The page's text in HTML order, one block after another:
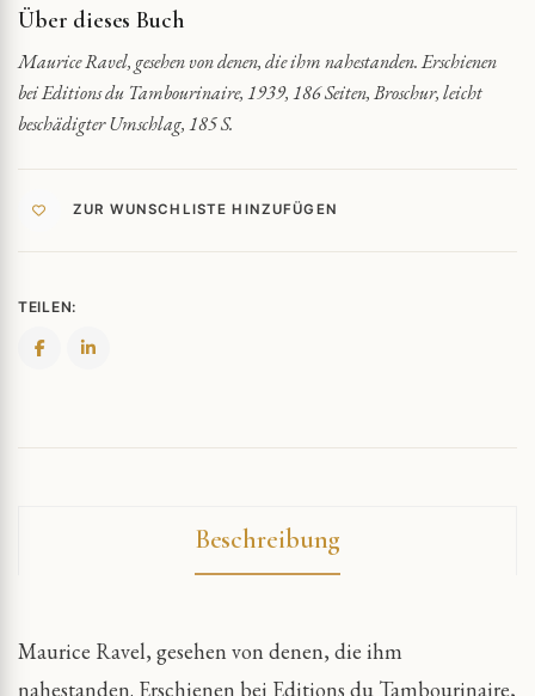
Über dieses Buch
Maurice Ravel, gesehen von denen, die ihm nahestanden. Erschienen
bei Editions du Tambourinaire, 1939, 186 Seiten, Broschur, leicht
beschädigter Umschlag, 185 S.
ZUR WUNSCHLISTE HINZUFÜGEN
TEILEN:
Beschreibung
Maurice Ravel, gesehen von denen, die ihm
nahestanden. Erschienen bei Editions du Tambourinaire,